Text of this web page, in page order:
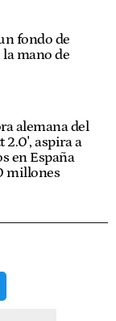
fondo de
la mano de
alemana del
2.0', aspira a
en España
millones